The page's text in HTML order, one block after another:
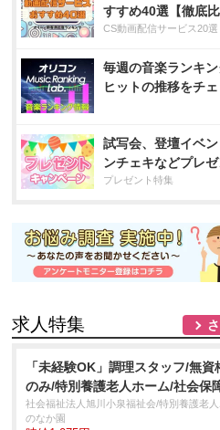
すすめ40選【徹底比
CS動画配信サービス20選
毎週の音楽ランキン
ヒットの推移をチェ
試写会、登壇イベ
ンチェキなどプレゼ
プレゼント特集
求人特集
「未経験OK」調理スタッフ/無資
のみ/特別養護老人ホーム/社会保
社会福祉法人旭川小泉福祉会/特別養護老人
のなか園